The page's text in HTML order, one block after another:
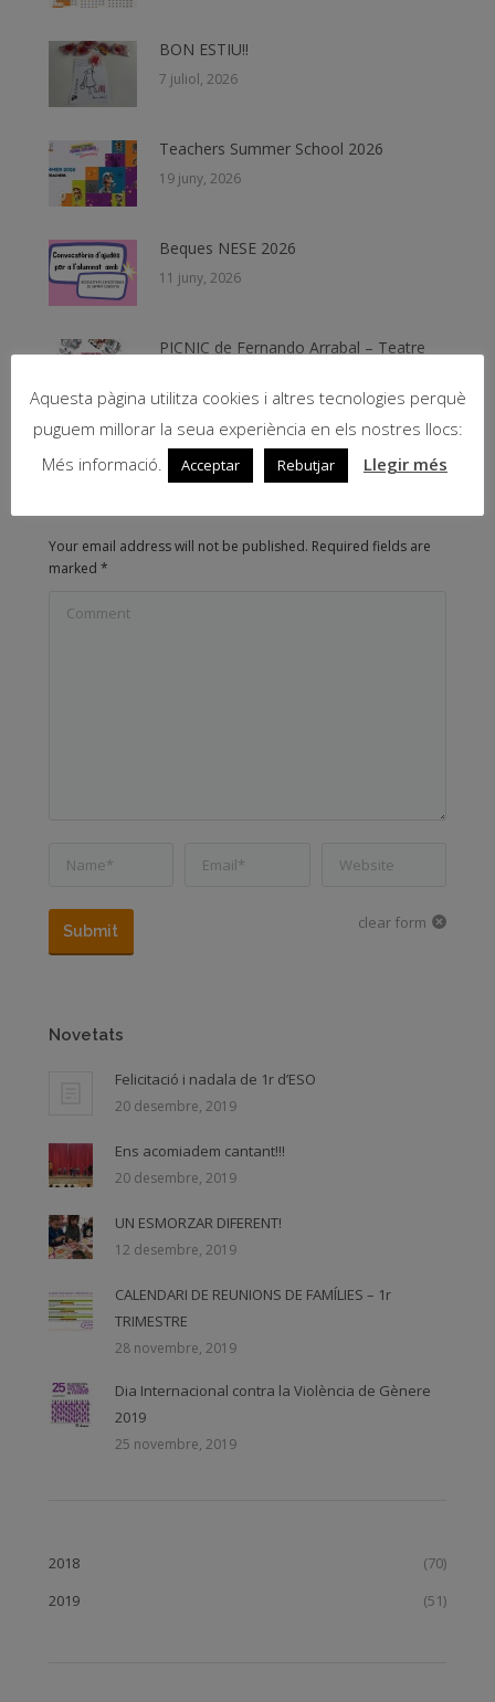
BON ESTIU!!
7 juliol, 2026
Teachers Summer School 2026
19 juny, 2026
Beques NESE 2026
11 juny, 2026
PICNIC de Fernando Arrabal – Teatre
Leave Comment
Your email address will not be published. Required fields are
marked *
Comment
Name * Email * Website
clear form
Submit
Novetats
Felicitació i nadala de 1r d’ESO
20 desembre, 2019
Ens acomiadem cantant!!!
20 desembre, 2019
UN ESMORZAR DIFERENT!
12 desembre, 2019
CALENDARI DE REUNIONS DE FAMÍLIES – 1r
TRIMESTRE
28 novembre, 2019
Dia Internacional contra la Violència de Gènere
2019
25 novembre, 2019
2018
(70)
2019
(51)
Aquesta pàgina utilitza cookies i altres tecnologies perquè
puguem millorar la seua experiència en els nostres llocs:
Més informació.
Acceptar Rebutjar Llegir més